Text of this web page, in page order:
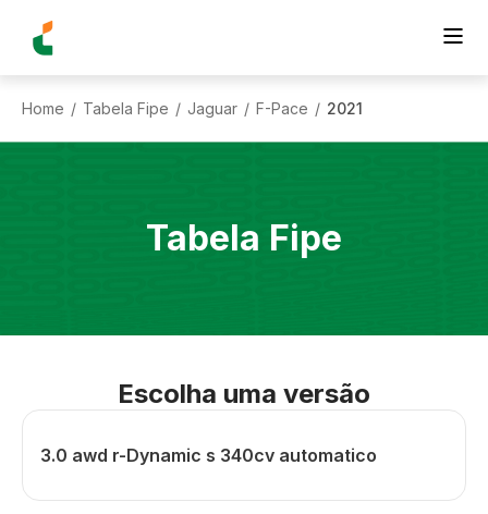
Home / Tabela Fipe / Jaguar / F-Pace / 2021
Tabela Fipe
Escolha uma versão
3.0 awd r-Dynamic s 340cv automatico